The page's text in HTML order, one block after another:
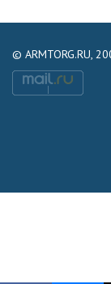
© ARMTORG.RU,